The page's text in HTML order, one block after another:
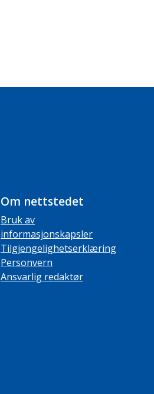
Om nettstedet
Bruk av
informasjonskapsler
Tilgjengelighetserklæring
Personvern
Ansvarlig redaktør